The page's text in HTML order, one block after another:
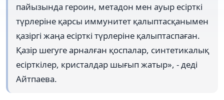
пайызында героин, метадон мен ауыр есірткі
түрлеріне қарсы иммунитет қалыптасқанымен
қазіргі жаңа есірткі түрлеріне қалыптаспаған.
Қазір шегуге арналған қоспалар, синтетикалық
есірткілер, кристалдар шығып жатыр», - деді
Айтпаева.